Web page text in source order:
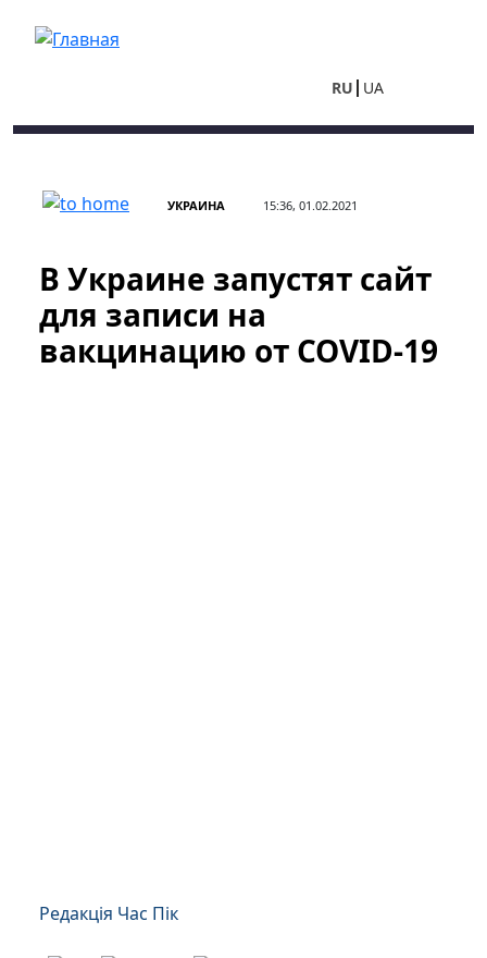
RU UA
УКРАИНА 15:36, 01.02.2021
В Украине запустят сайт
для записи на
вакцинацию от COVID-19
Редакція Час Пік